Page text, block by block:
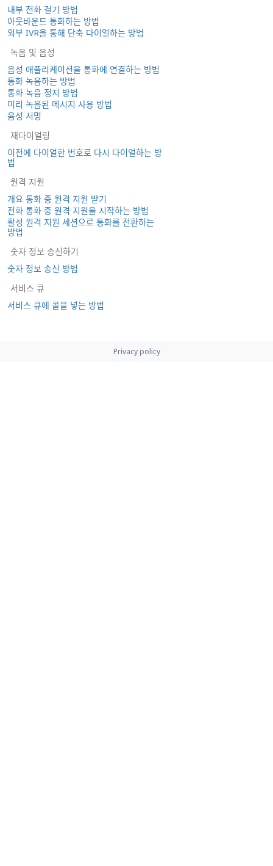
내부 전화 걸기 방법
아웃바운드 통화하는 방법
외부 IVR을 통해 단축 다이얼하는 방법
녹음 및 음성
음성 애플리케이션을 통화에 연결하는 방법
통화 녹음하는 방법
통화 녹음 정지 방법
미리 녹음된 메시지 사용 방법
음성 서명
재다이얼링
이전에 다이얼한 번호로 다시 다이얼하는 방
법
원격 지원
개요 통화 중 원격 지원 받기
전화 통화 중 원격 지원을 시작하는 방법
활성 원격 지원 세션으로 통화를 전환하는
방법
숫자 정보 송신하기
숫자 정보 송신 방법
서비스 큐
서비스 큐에 콜을 넣는 방법
Privacy policy